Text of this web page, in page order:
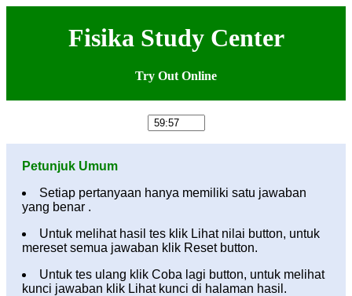
Fisika Study Center
Try Out Online
Petunjuk Umum
Setiap pertanyaan hanya memiliki satu jawaban
yang benar .
Untuk melihat hasil tes klik Lihat nilai button, untuk
mereset semua jawaban klik Reset button.
Untuk tes ulang klik Coba lagi button, untuk melihat
kunci jawaban klik Lihat kunci di halaman hasil.